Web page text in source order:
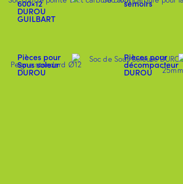
600×12
DUROU
GUILBART
semoirs
Pièces pour
Sous soleur
DUROU
Pièces pour
décompacteur
DUROU